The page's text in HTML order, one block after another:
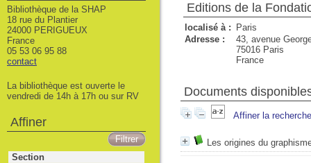
Editions de la
localisé à :
Paris
Adresse :
43, avenue
75016 Paris
France
Documents
Affiner la recherche
Les origines du
Bibliothèque de la SHAP
18 rue du Plantier
24000 PERIGUEUX
France
05 53 06 95 88
contact
La bibliothèque est ouverte le
vendredi de 14h à 17h ou sur RV
Affiner
Section